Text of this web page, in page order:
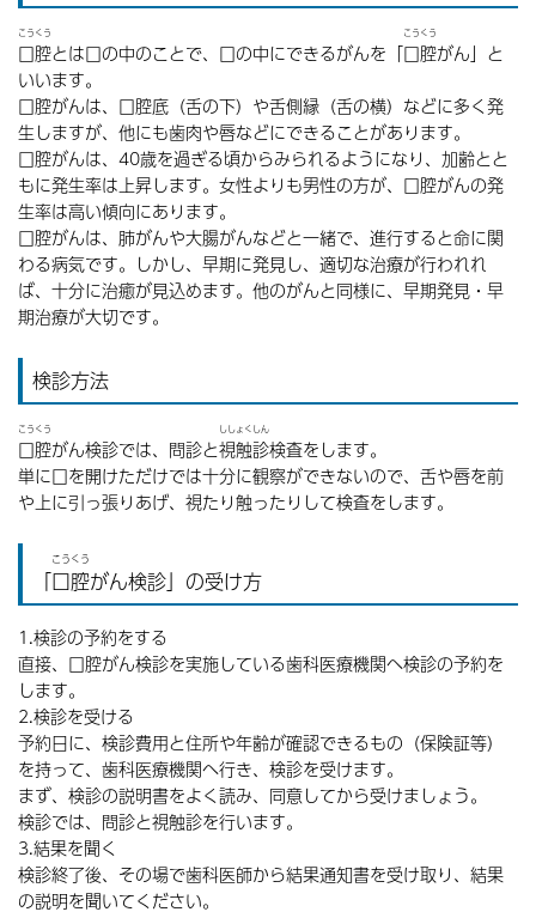
口腔
こうくう
とは口の中のことで、口の中にできるがんを「口腔
こうくう
がん」と
いいます。
口腔がんは、口腔底（舌の下）や舌側縁（舌の横）などに多く発
生しますが、他にも歯肉や唇などにできることがあります。
口腔がんは、40歳を過ぎる頃からみられるようになり、加齢とと
もに発生率は上昇します。女性よりも男性の方が、口腔がんの発
生率は高い傾向にあります。
口腔がんは、肺がんや大腸がんなどと一緒で、進行すると命に関
わる病気です。しかし、早期に発見し、適切な治療が行われれ
ば、十分に治癒が見込めます。他のがんと同様に、早期発見・早
期治療が大切です。
検診方法
口腔
こうくう
がん検診では、問診と視触診
ししょくしん
検査をします。
単に口を開けただけでは十分に観察ができないので、舌や唇を前
や上に引っ張りあげ、視たり触ったりして検査をします。
「口腔
こうくう
がん検診」の受け方
1.検診の予約をする
直接、口腔がん検診を実施している歯科医療機関へ検診の予約を
します。
2.検診を受ける
予約日に、検診費用と住所や年齢が確認できるもの（保険証等）
を持って、歯科医療機関へ行き、検診を受けます。
まず、検診の説明書をよく読み、同意してから受けましょう。
検診では、問診と視触診を行います。
3.結果を聞く
検診終了後、その場で歯科医師から結果通知書を受け取り、結果
の説明を聞いてください。